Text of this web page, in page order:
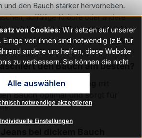
und den Bauch stärker hervorheben.
auffällige Knöpfe oder andere
lenken den Blick genau auf die
lieber etwas zurücknehmen möchten.
den Bauch am besten?
in dunkler Waschung
Bauch optimal und sorgt für
von Cookies: Wir setzen auf unserer
Einige von ihnen sind notwendig (z.B. für
andere uns helfen, diese Website
zu verbessern. Sie können die nicht
mit Klick auf „OK“ akzeptieren oder per
notwendige akzeptieren" ablehnen. Den
Einstellungen finden Sie im Fußbereich
„Informationen“. Dort können Sie
Ihrer auf dieser Webseite erhobenen
notwendige akzeptieren
Individuelle Einstellungen
Alle auswählen